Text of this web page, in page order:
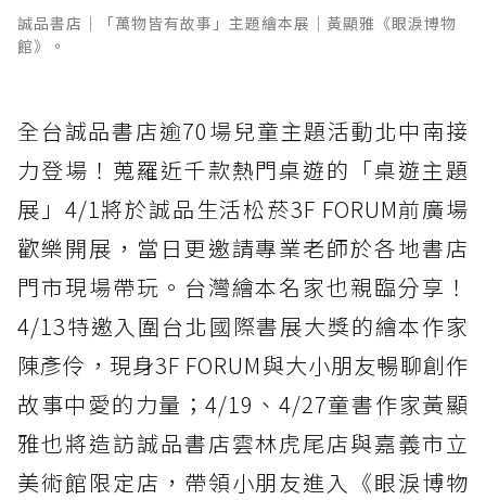
誠品書店｜「萬物皆有故事」主題繪本展｜黃顯雅《眼淚博物
館》。
全台誠品書店逾70場兒童主題活動北中南接
力登場！蒐羅近千款熱門桌遊的「桌遊主題
展」4/1將於誠品生活松菸3F FORUM前廣場
歡樂開展，當日更邀請專業老師於各地書店
門市現場帶玩。台灣繪本名家也親臨分享！
4/13特邀入圍台北國際書展大獎的繪本作家
陳彥伶，現身3F FORUM與大小朋友暢聊創作
故事中愛的力量；4/19、4/27童書作家黃顯
雅也將造訪誠品書店雲林虎尾店與嘉義市立
美術館限定店，帶領小朋友進入《眼淚博物